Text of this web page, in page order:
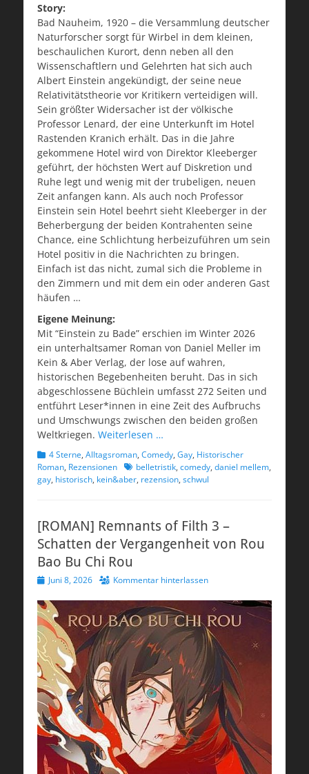
Story:
Bad Nauheim, 1920 – die Versammlung deutscher
Naturforscher sorgt für Wirbel in dem kleinen,
beschaulichen Kurort, denn neben all den
Wissenschaftlern und Gelehrten hat sich auch
Albert Einstein angekündigt, der seine neue
Relativitätstheorie vor Kritikern verteidigen will.
Sein größter Widersacher ist der völkische
Professor Lenard, der eine Unterkunft im Hotel
Rastenden Kranich erhält. Das in die Jahre
gekommene Hotel wird von Direktor Kleeberger
geführt, der höchsten Wert auf Diskretion und
Ruhe legt und wenig mit der trubeligen, neuen
Zeit anfangen kann. Als auch noch Professor
Einstein sein Hotel beehrt sieht Kleeberger in der
Beherbergung der beiden Kontrahenten seine
Chance, eine Schlichtung herbeizuführen um sein
Hotel positiv in die Nachrichten zu bringen.
Einfach ist das nicht, zumal sich die Probleme in
den Zimmern und mit dem ein oder anderen Gast
häufen …
Eigene Meinung:
Mit “Einstein zu Bade” erschien im Winter 2026
ein unterhaltsamer Roman von Daniel Meller im
Kein & Aber Verlag, der lose auf wahren,
historischen Begebenheiten beruht. Das in sich
abgeschlossene Büchlein umfasst 272 Seiten und
entführt Leser*innen in eine Zeit des Aufbruchs
und Umschwungs zwischen den beiden großen
Weltkriegen. Weiterlesen …
Kategorien
4 Sterne, Alltagsroman, Comedy, Gay, Historischer
Roman, Rezensionen Schlagworte
belletristik, comedy, daniel mellem,
gay, historisch, kein&aber, rezension, schwul
[ROMAN] Remnants of Filth 3 –
Schatten der Vergangenheit von Rou
Bao Bu Chi Rou
Veröffentlicht
Juni 8, 2026 Kommentar hinterlassen